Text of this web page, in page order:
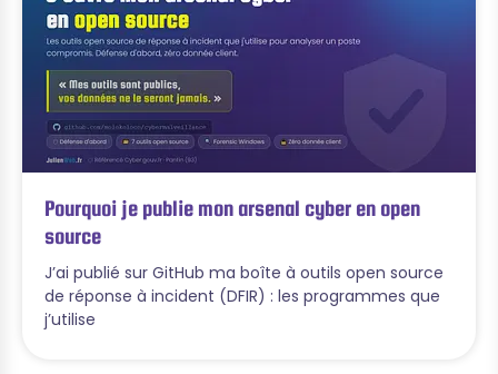
Pourquoi je publie mon arsenal cyber en open
source
J’ai publié sur GitHub ma boîte à outils open source
de réponse à incident (DFIR) : les programmes que
j’utilise